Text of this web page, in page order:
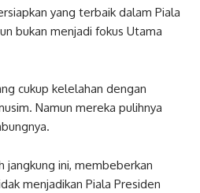
yang terbaik dalam Piala
bukan menjadi fokus Utama
cukup kelelahan dengan
Namun mereka pulihnya
jangkung ini, membeberkan
menjadikan Piala Presiden